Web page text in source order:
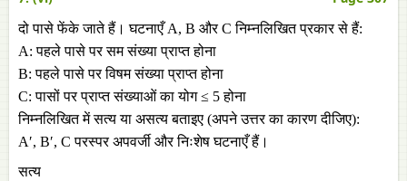
दो पासे फेंके जाते हैं। घटनाएँ A, B और C निम्नलिखित प्रकार से हैं:
A: पहले पासे पर सम संख्या प्राप्त होना
B: पहले पासे पर विषम संख्या प्राप्त होना
C: पासों पर प्राप्त संख्याओं का योग ≤ 5 होना
निम्नलिखित में सत्य या असत्य बताइए (अपने उत्तर का कारण दीजिए):
A′, B′, C परस्पर अपवर्जी और निःशेष घटनाएँ हैं।
सत्य